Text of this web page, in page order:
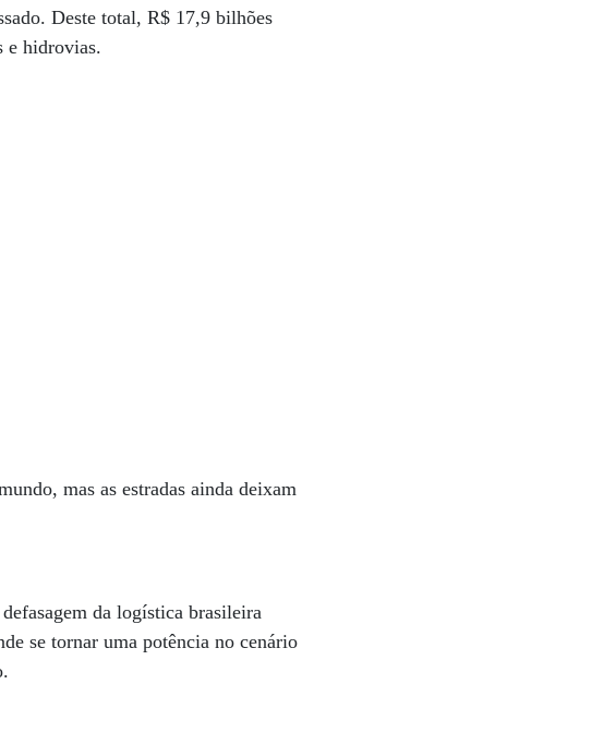
Deste total, R$ 17,9 bilhões
e hidrovias.
mas as estradas ainda deixam
da logística brasileira
se tornar uma potência no cenário